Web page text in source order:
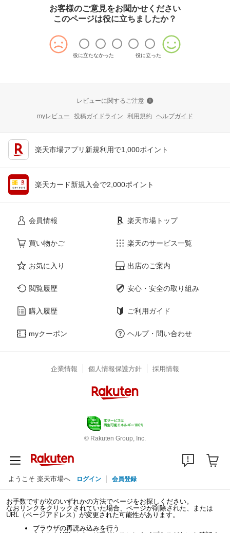
お客様のご意見をお聞かせください
このページは役に立ちましたか？
役に立たなかった 役に立った
レビューに関するご注意
myレビュー 投稿ガイドライン 利用規約 ヘルプガイド
楽天市場アプリ新規利用で1,000ポイント
楽天カード新規入会で2,000ポイント
会員情報
買い物かご
お気に入り
閲覧履歴
購入履歴
myクーポン
楽天市場トップ
楽天のサービス一覧
出店のご案内
安心・安全の取り組み
ご利用ガイド
ヘルプ・問い合わせ
企業情報 個人情報保護方針 採用情報
© Rakuten Group, Inc.
ようこそ 楽天市場へ ログイン 会員登録
お手数ですが次のいずれかの方法でページをお探しください。
なおリンクをクリックされていた場合、ページが削除された、または
URL（ページアドレス）が変更された可能性があります。
ブラウザの再読み込みを行う